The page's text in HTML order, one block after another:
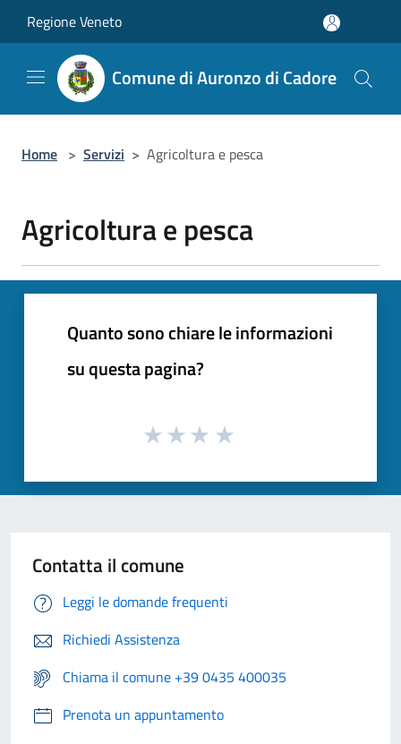
Regione Veneto
Comune di Auronzo di Cadore
Home > Servizi > Agricoltura e pesca
Agricoltura e pesca
Quanto sono chiare le informazioni
su questa pagina?
Contatta il comune
Leggi le domande frequenti
Richiedi Assistenza
Chiama il comune +39 0435 400035
Prenota un appuntamento